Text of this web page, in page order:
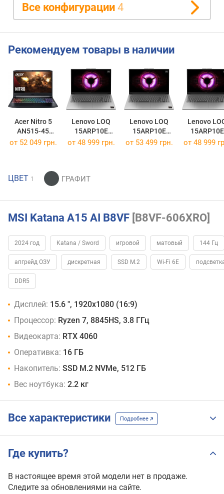
Все конфигурации 4
Рекомендуем товары в наличии
Acer Nitro 5
AN515-45
[AN515-45-R4QM]
Lenovo LOQ
15ARP10E
[83S0001URA]
Lenovo LOQ
15ARP10E
[83S00087RA]
Lenovo
15ARP10E
от 52 049 грн. от 48 999 грн. от 53 499 грн. от 48 999
ЦВЕТ 1
MSI Katana A15 AI B8VF [B8VF-606XRO]
2024 год Katana / Sword игровой матовый 144 Гц
апгрейд ОЗУ дискретная SSD M.2 Wi-Fi 6E
DDR5
Дисплей: 15.6 ", 1920x1080 (16:9)
Процессор: Ryzen 7, 8845HS, 3.8 ГГц
Видеокарта: RTX 4060
Оперативка: 16 ГБ
Накопитель: SSD M.2 NVMe, 512 ГБ
Вес ноутбука: 2.2 кг
Все характеристики Подробнее
Где купить?
В настоящее время этой модели нет в продаже.
Следите за обновлениями на сайте.